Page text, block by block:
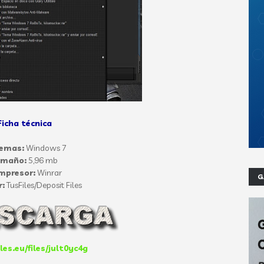
técnica
Windows 7
5,96 mb
Winrar
TusFiles/Deposit Files
files/jult0yc4g